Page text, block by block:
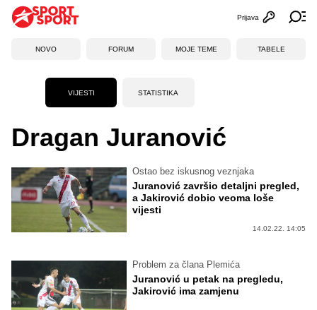
Otvori
Prijava
NOVO FORUM MOJE TEME TABELE
VIJESTI STATISTIKA
Dragan Juranović
Ostao bez iskusnog veznjaka
Juranović završio detaljni pregled,
a Jakirović dobio veoma loše
vijesti
14.02.22. 14:05
Problem za člana Plemića
Juranović u petak na pregledu,
Jakirović ima zamjenu